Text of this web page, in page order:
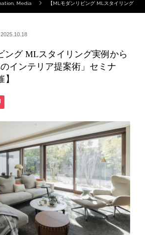
Media 【MLモダンリビング MLスタイリング
2025.10.18
ング MLスタイリング実例から
インテリア提案術」セミナ